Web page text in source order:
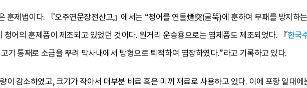
훈제법이다. 『오주연문장전산고』에서는 “청어를 연돌煙突(굴뚝)에 훈하여 부패를 방지하
청어의 훈제품이 제조되고 있었던 것이다. 원거리 운송용으로는 염제품도 제조되었다. 『한국
기 통째로 소금을 뿌려 막사내에서 방형으로 퇴적하여 염장하였다.”라고 기록하고 있다.
이 감소하였고, 크기가 작아서 대부분 비료 혹은 미끼 재료로 사용하고 있다. 이에 포항 일대